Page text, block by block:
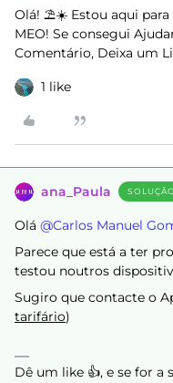
Olá! ⛱️☀️ Estou aqui para
MEO! Se consegui
Comentário, Deixa um
1 like
ana_Paula SOLUÇÃO
Olá ​ @Carlos Manuel
Parece que está a ter
testou noutros
Sugiro que contacte o
tarifário)
Dê um like 👍, e se for